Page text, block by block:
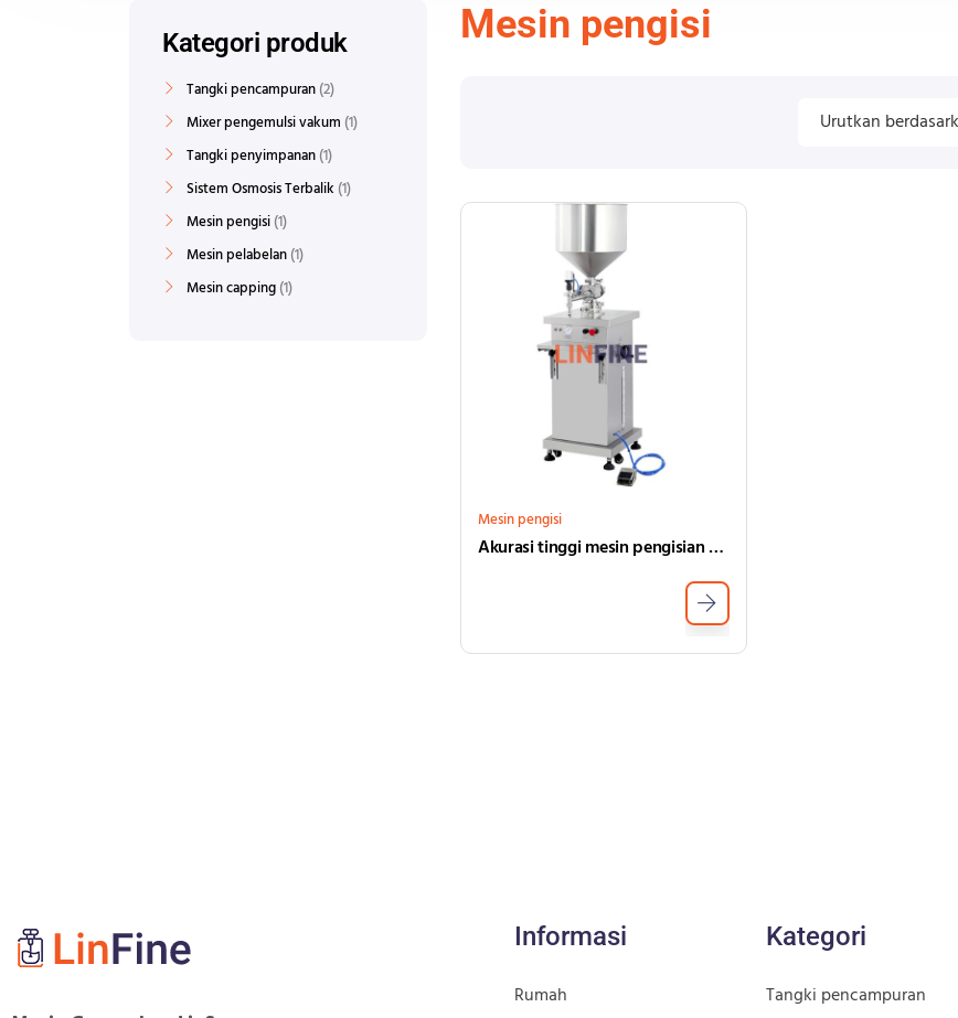
Mesin pengisi
Mesin pengisi
Akurasi tinggi mesin pengisian botol semi otomatis untuk krim kosmetik
Kategori produk
Tangki pencampuran 2
Mixer pengemulsi vakum 1
Tangki penyimpanan 1
Sistem Osmosis Terbalik 1
Mesin pengisi 1
Mesin pelabelan 1
Mesin capping 1
Informasi
Rumah
Kategori
Tangki pencampuran